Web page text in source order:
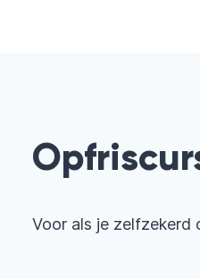
Voor als je zelfzekerd